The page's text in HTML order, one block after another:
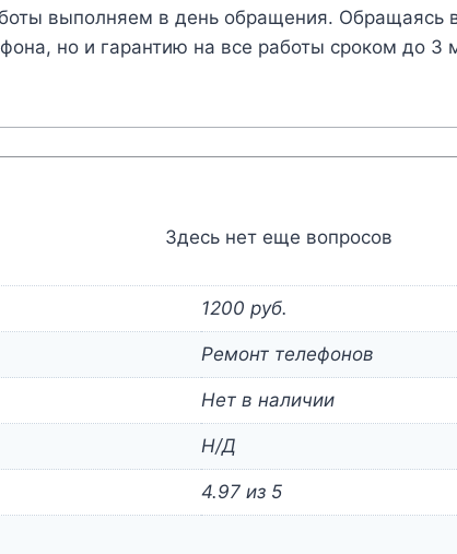
выполняем в день обращения. Обращаясь
но и гарантию на все работы сроком до 3
Здесь нет еще вопросов
1200 руб.
Ремонт телефонов
Нет в наличии
Н/Д
4.97 из 5